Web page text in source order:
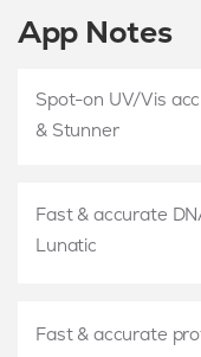
App Notes
Spot-on UV/Vis
& Stunner
Fast & accurate
Lunatic
Fast & accurate